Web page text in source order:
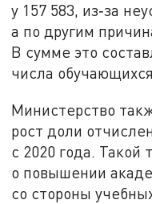
у 157 583, из‑за
а по другим
В сумме это
числа
Министерство
рост доли
с 2020 года. Такой
о повышении
со стороны